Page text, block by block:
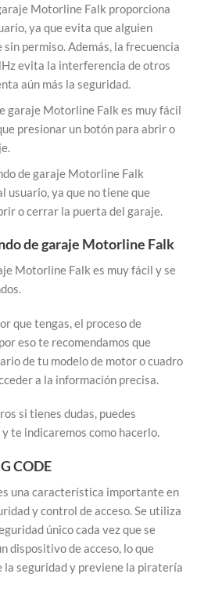
Motorline Falk proporciona
ya que evita que alguien
permiso. Además, la frecuencia
evita la interferencia de otros
aún más la seguridad.
garaje Motorline Falk es muy fácil
presionar un botón para abrir o
de garaje Motorline Falk
usuario, ya que no tiene que
o cerrar la puerta del garaje.
de garaje Motorline Falk
Motorline Falk es muy fácil y se
que tengas, el proceso de
eso te recomendamos que
de tu modelo de motor o cuadro
a la información precisa.
si tienes dudas, puedes
te indicaremos como hacerlo.
CODE
una característica importante en
y control de acceso. Se utiliza
único cada vez que se
dispositivo de acceso, lo que
seguridad y previene la piratería